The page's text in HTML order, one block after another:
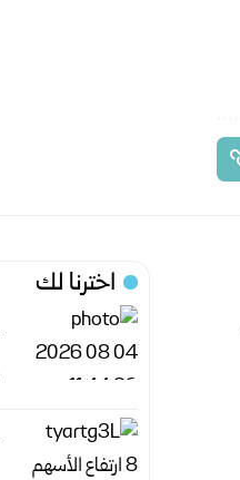
اخترنا لك